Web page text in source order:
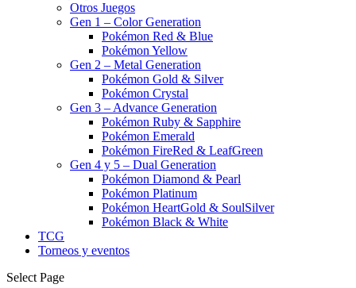
Otros Juegos
Gen 1 – Color Generation
Pokémon Red & Blue
Pokémon Yellow
Gen 2 – Metal Generation
Pokémon Gold & Silver
Pokémon Crystal
Gen 3 – Advance Generation
Pokémon Ruby & Sapphire
Pokémon Emerald
Pokémon FireRed & LeafGreen
Gen 4 y 5 – Dual Generation
Pokémon Diamond & Pearl
Pokémon Platinum
Pokémon HeartGold & SoulSilver
Pokémon Black & White
TCG
Torneos y eventos
Select Page